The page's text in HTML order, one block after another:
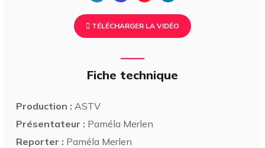
TÉLÉCHARGER LA VIDÉO
Fiche technique
Production : ASTV
Présentateur : Paméla Merlen
Reporter : Paméla Merlen